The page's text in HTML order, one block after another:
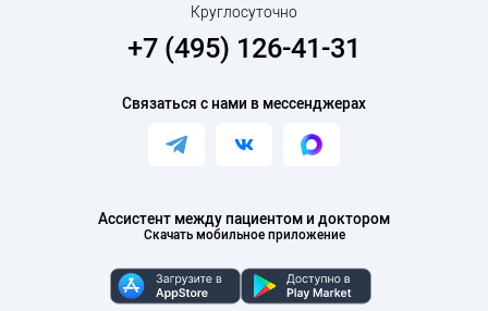
Ассистент между пациентом и доктором
Скачать мобильное приложение
Круглосуточно
+7 (495) 126-41-31
Связаться с нами в мессенджерах